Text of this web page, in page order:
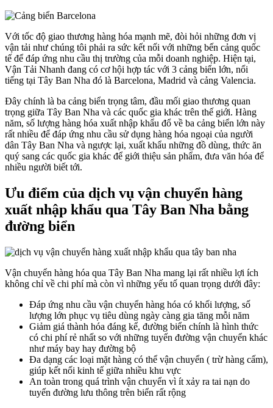
Với tốc độ giao thương hàng hóa mạnh mẽ, đòi hỏi những đơn vị
vận tải như chúng tôi phải ra sức kết nối với những bến cảng quốc
tế để đáp ứng nhu cầu thị trường của mỗi doanh nghiệp. Hiện tại,
Vận Tải Nhanh đang có cơ hội hợp tác với 3 cảng biển lớn, nổi
tiếng tại Tây Ban Nha đó là Barcelona, Madrid và cảng Valencia.
Đây chính là ba cảng biển trọng tâm, đầu mối giao thương quan
trọng giữa Tây Ban Nha và các quốc gia khác trên thế giới. Hàng
năm, số lượng hàng hóa xuất nhập khẩu đổ về ba cảng biển lớn này
rất nhiều để đáp ứng nhu cầu sử dụng hàng hóa ngoại của người
dân Tây Ban Nha và ngược lại, xuất khẩu những đồ dùng, thức ăn
quý sang các quốc gia khác để giới thiệu sản phẩm, đưa văn hóa để
nhiều người biết tới.
Ưu điểm của dịch vụ vận chuyển hàng
xuất nhập khẩu qua Tây Ban Nha bằng
đường biển
Vận chuyển hàng hóa qua Tây Ban Nha mang lại rất nhiều lợi ích
không chỉ về chi phí mà còn vì những yếu tố quan trọng dưới đây:
Đáp ứng nhu cầu vận chuyển hàng hóa có khối lượng, số
lượng lớn phục vụ tiêu dùng ngày càng gia tăng mỗi năm
Giảm giá thành hóa đáng kể, đường biển chính là hình thức
có chi phí rẻ nhất so với những tuyến đường vận chuyển khác
như máy bay hay đường bộ
Đa dạng các loại mặt hàng có thể vận chuyển ( trừ hàng cấm),
giúp kết nối kinh tế giữa nhiều khu vực
An toàn trong quá trình vận chuyển vì ít xảy ra tai nạn do
tuyến đường lưu thông trên biển rất rộng